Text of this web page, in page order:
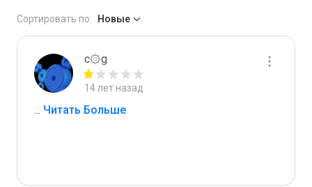
Сортировать по: Новые
c۞g
14 лет назад
... Читать Больше